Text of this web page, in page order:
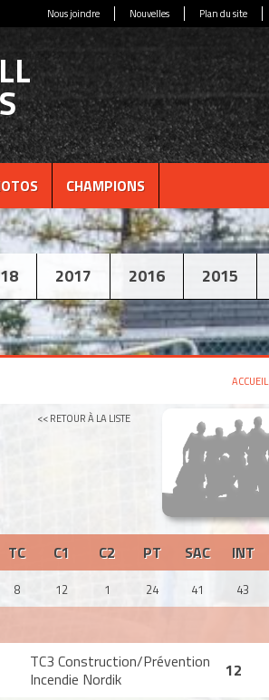
Nous joindre Nouvelles Plan du site
CHAMPIONS
2017 2016 2015
ACCUEIL
<< RETOUR À LA LISTE
TC C1 C2 PT SAC INT
8 12 1 24 41 43
TC3 Construction/Prévention
Incendie Nordik
12